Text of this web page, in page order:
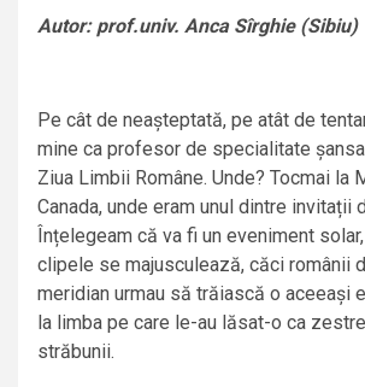
Autor: prof.univ. Anca Sîrghie (Sibiu)
Pe cât de neașteptată, pe atât de
mine ca profesor de specialitate
Ziua Limbii Române. Unde? Tocmai la
Canada, unde eram unul dintre invitații
Înțelegeam că va fi un eveniment
clipele se majusculează, căci românii
meridian urmau să trăiască o aceeași
la limba pe care le-au lăsat-o ca
străbunii.